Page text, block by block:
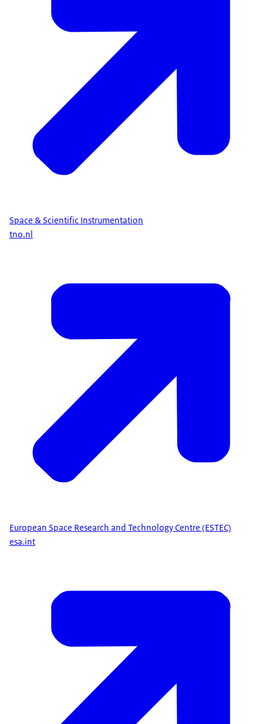
Space & Scientific Instrumentation
tno.nl
European Space Research and Technology Centre (ESTEC)
esa.int